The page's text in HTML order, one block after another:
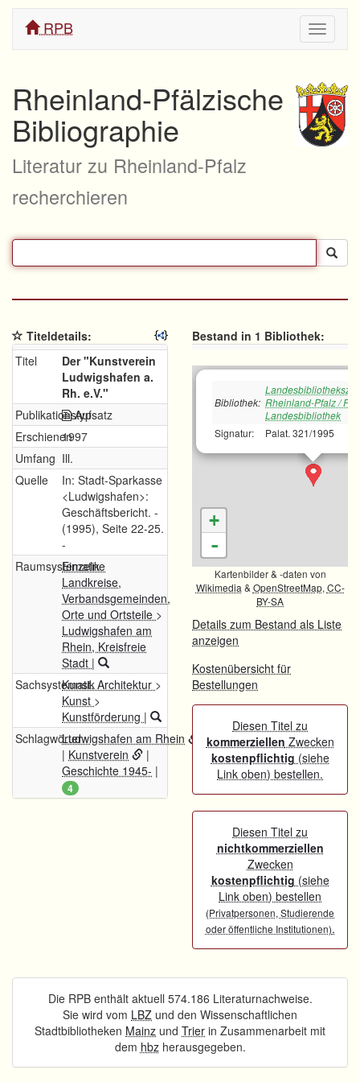
ein/
RPB
Rheinland-Pfälzische
Bibliographie
Literatur zu Rheinland-Pfalz
recherchieren
Titeldetails:
Titel
Der "Kunstverein
Ludwigshafen a.
Rh. e.V."
PublikationstypAufsatz
Erschienen1997
Umfang Ill.
Quelle
In: Stadt-Sparkasse
<Ludwigshafen>:
Geschäftsbericht. -
(1995), Seite 22-25.
-
Raumsystematik
Einzelne
Landkreise,
Verbandsgemeinden,
Orte und Ortsteile >
Ludwigshafen am
Rhein, Kreisfreie
Stadt |
SachsystematikKunst. Architektur >
Kunst >
Kunstförderung |
SchlagwörterLudwigshafen am Rhein
| Kunstverein
|
Geschichte 1945- |
4
Bestand in 1 Bibliothek:
Bibliothek: Rheinland-Pfalz /
Landesbibliothek
Signatur:
Palat. 321/1995
+
-
Kartenbilder & -daten von
Wikimedia & OpenStreetMap, CC-
BY-SA
Details zum Bestand als Liste
anzeigen
Kostenübersicht für
Bestellungen
Diesen Titel zu
kommerziellen Zwecken
kostenpflichtig (siehe
Link oben) bestellen.
Diesen Titel zu
nichtkommerziellen
Zwecken
kostenpflichtig (siehe
Link oben) bestellen
(Privatpersonen, Studierende
oder öffentliche Institutionen).
Die RPB enthält aktuell 574.186 Literaturnachweise.
Sie wird vom LBZ und den Wissenschaftlichen
Stadtbibliotheken Mainz und Trier in Zusammenarbeit mit
dem hbzherausgegeben.